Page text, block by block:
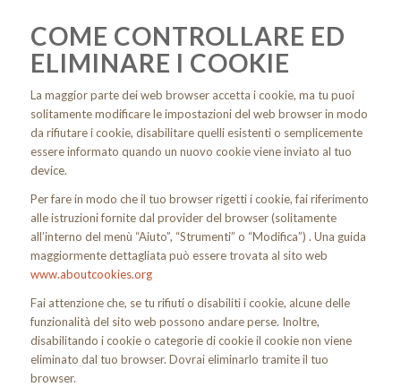
COME CONTROLLARE ED
ELIMINARE I COOKIE
La maggior parte dei web browser accetta i cookie, ma tu puoi
solitamente modificare le impostazioni del web browser in modo
da rifiutare i cookie, disabilitare quelli esistenti o semplicemente
essere informato quando un nuovo cookie viene inviato al tuo
device.
Per fare in modo che il tuo browser rigetti i cookie, fai riferimento
alle istruzioni fornite dal provider del browser (solitamente
all’interno del menù “Aiuto”, “Strumenti” o “Modifica”) . Una guida
maggiormente dettagliata può essere trovata al sito web
www.aboutcookies.org
Fai attenzione che, se tu rifiuti o disabiliti i cookie, alcune delle
funzionalità del sito web possono andare perse. Inoltre,
disabilitando i cookie o categorie di cookie il cookie non viene
eliminato dal tuo browser. Dovrai eliminarlo tramite il tuo
browser.